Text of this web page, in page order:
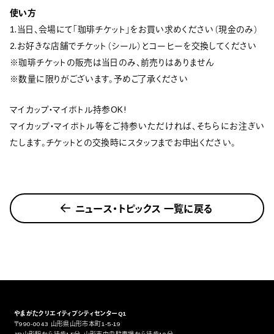
使い方
1.当日、会場にて「珈琲チケット」をお買い求めください（現金のみ）
2.お好きな店舗でチケット（シール）とコーヒーを交換してください
※珈琲チケットの販売は当日のみ、前売りはありません
※数量に限りがございます。予めご了承ください
マイカップ・マイボトル持参OK!
マイカップ・マイボトル等をご持参いただければ、そちらにお注ぎい
たします。チケットとの交換時にスタッフまでお申出ください。
ニュース・トピックス 一覧に戻る
やまがたクリエイティブシティセンターQ1
〒990-0043 山形県山形市本町1-5-19